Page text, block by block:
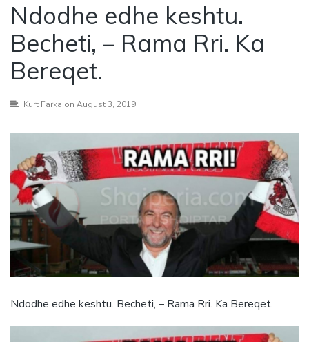
Ndodhe edhe keshtu.
Becheti, – Rama Rri. Ka
Bereqet.
Kurt Farka on August 3, 2019
Ndodhe edhe keshtu. Becheti, – Rama Rri. Ka Bereqet.